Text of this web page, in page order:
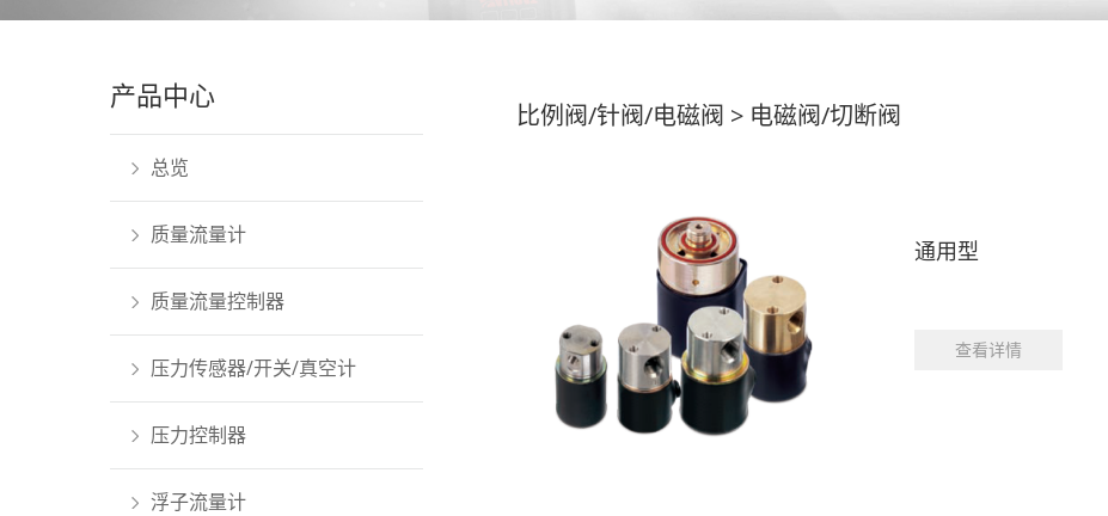
产品中心
总览
质量流量计
质量流量控制器
压力传感器/开关/真空计
压力控制器
浮子流量计
比例阀/针阀/电磁阀 > 电磁阀/切断阀
通用型
查看详情